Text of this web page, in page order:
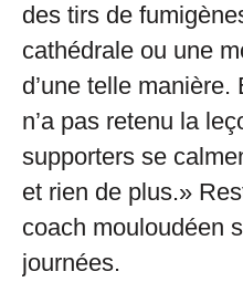
des tirs de
cathédrale ou une
d’une telle
n’a pas retenu la
supporters se
et rien de plus.»
coach mouloudéen
journées.